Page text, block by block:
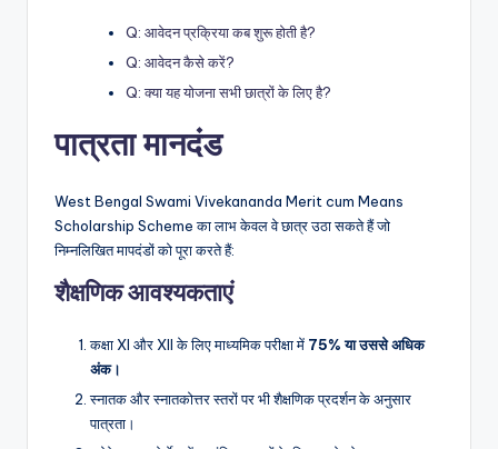
Q: आवेदन प्रक्रिया कब शुरू होती है?
Q: आवेदन कैसे करें?
Q: क्या यह योजना सभी छात्रों के लिए है?
पात्रता मानदंड
West Bengal Swami Vivekananda Merit cum Means
Scholarship Scheme का लाभ केवल वे छात्र उठा सकते हैं जो
निम्नलिखित मापदंडों को पूरा करते हैं:
शैक्षणिक आवश्यकताएं
कक्षा XI और XII के लिए माध्यमिक परीक्षा में 75%याउससेअधिक
अंक।
स्नातक और स्नातकोत्तर स्तरों पर भी शैक्षणिक प्रदर्शन के अनुसार
पात्रता।